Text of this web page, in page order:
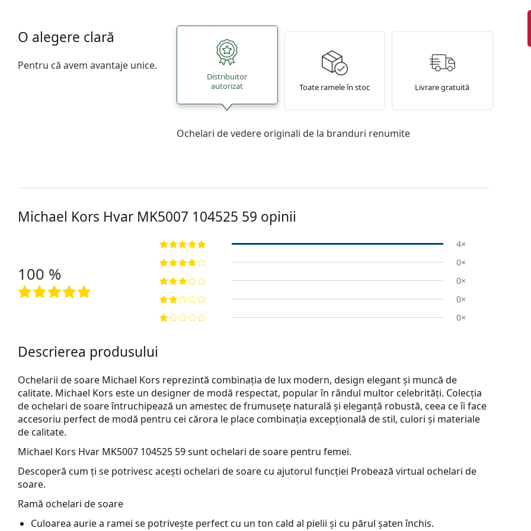
O alegere clară
Pentru că avem avantaje unice.
Distribuitor
autorizat
Toate ramele în stoc Livrare gratuită
Ochelari de vedere originali de la branduri renumite
Michael Kors Hvar MK5007 104525 59 opinii
100 %
4×
0×
0×
0×
0×
Descrierea produsului
Ochelarii de soare Michael Kors reprezintă combinația de lux modern, design elegant și muncă de
calitate. Michael Kors este un designer de modă respectat, popular în rândul multor celebrități. Colecția
de ochelari de soare întruchipează un amestec de frumusețe naturală și eleganță robustă, ceea ce îi face
accesoriu perfect de modă pentru cei cărora le place combinația excepțională de stil, culori și materiale
de calitate.
Michael Kors Hvar MK5007 104525 59sunt ochelari de soare pentru femei.
Descoperă cum ți se potrivesc acești ochelari de soare cu ajutorul funcției Probează virtual ochelari de
soare.
Ramă ochelari de soare
Culoarea aurie a ramei se potrivește perfect cu un ton cald al pielii și cu părul șaten închis.